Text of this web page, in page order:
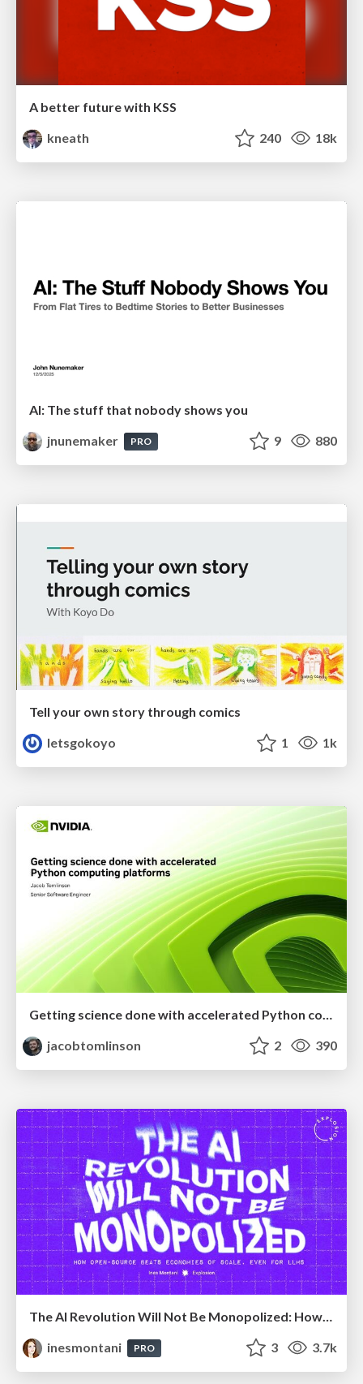
A better future with KSS
kneath
240 18k
AI: The stuff that nobody shows you
jnunemaker
PRO 9 880
Tell your own story through comics
letsgokoyo
1 1k
jacobtomlinson
2 390
The AI Revolution Will Not Be Monopolized: How open-source beats economies of scale, even for LLMs
inesmontani
PRO 3 3.7k